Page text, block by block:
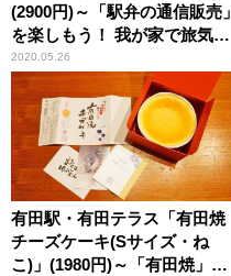
(2900円)～「駅弁の通信販売」
を楽しもう！ 我が家で旅気
分！(vol.8「源」編)
2020.05.26
有田駅・有田テラス「有田焼
チーズケーキ(Sサイズ・ね
こ)」(1980円)～「有田焼」だ